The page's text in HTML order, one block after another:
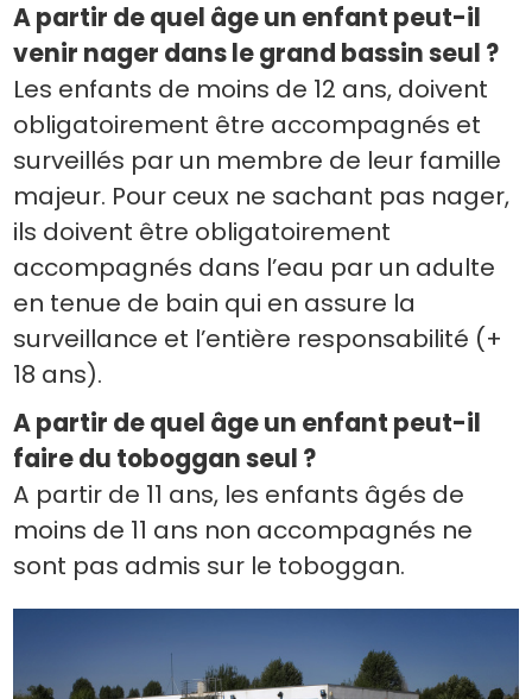
A partir de quel âge un enfant peut-il
venir nager dans le grand bassin seul ?
Les enfants de moins de 12 ans, doivent
obligatoirement être accompagnés et
surveillés par un membre de leur famille
majeur. Pour ceux ne sachant pas nager,
ils doivent être obligatoirement
accompagnés dans l’eau par un adulte
en tenue de bain qui en assure la
surveillance et l’entière responsabilité (+
18 ans).
A partir de quel âge un enfant peut-il
faire du toboggan seul ?
A partir de 11 ans, les enfants âgés de
moins de 11 ans non accompagnés ne
sont pas admis sur le toboggan.